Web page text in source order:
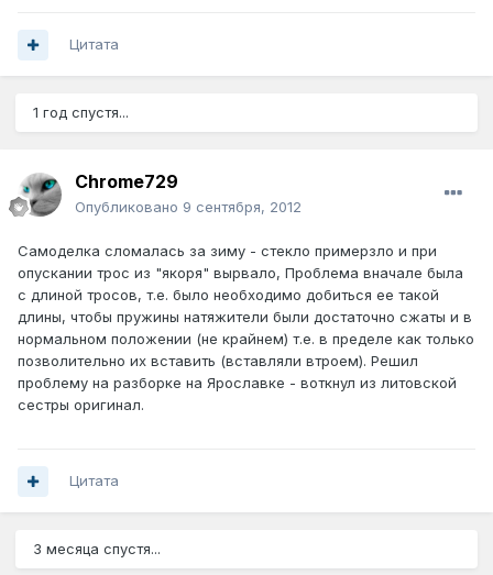
Цитата
1 год спустя...
Chrome729
Опубликовано 9 сентября, 2012
Самоделка сломалась за зиму - стекло примерзло и при
опускании трос из "якоря" вырвало, Проблема вначале была
с длиной тросов, т.е. было необходимо добиться ее такой
длины, чтобы пружины натяжители были достаточно сжаты и в
нормальном положении (не крайнем) т.е. в пределе как только
позволительно их вставить (вставляли втроем). Решил
проблему на разборке на Ярославке - воткнул из литовской
сестры оригинал.
Цитата
3 месяца спустя...